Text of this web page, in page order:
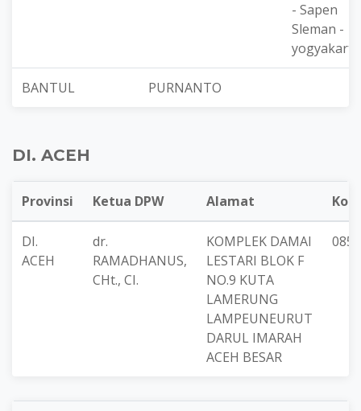
- Sapen
Sleman -
yogyakarta
BANTUL PURNANTO
DI. ACEH
Provinsi Ketua DPW Alamat
DI.
ACEH
dr.
RAMADHANUS,
CHt., CI.
KOMPLEK DAMAI
LESTARI BLOK F
NO.9 KUTA
LAMERUNG
LAMPEUNEURUT
DARUL IMARAH
ACEH BESAR